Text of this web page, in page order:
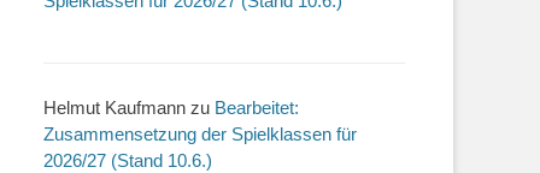
Helmut Kaufmann zu Bearbeitet:
Zusammensetzung der Spielklassen für
2026/27 (Stand 10.6.)